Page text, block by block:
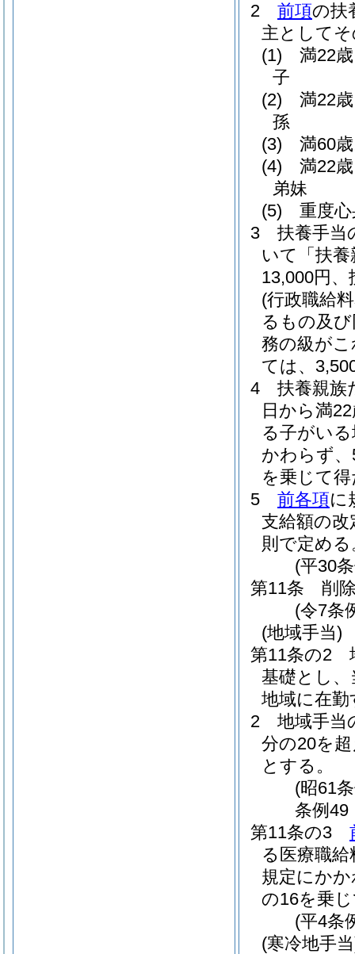
2
前項の扶
主として
(1)
満22
子
(2)
満22
孫
(3)
満60
(4)
満22
弟妹
(5)
重度
3
扶養手当
いて「扶
13,000円
(行政職給
るもの及
務の級が
ては、
4
扶養親族
日から満
る子がい
かわらず
を乗じて
5
前各項に
支給額の
則で定める
(平30
第11条
削
(令7条
(地域手当)
第11条の2
基礎とし
地域に在
2
地域手当
分の20を
とする。
(昭61
条例49
第11条の3
る医療職
規定にか
の16を乗
(平4条
(寒冷地手